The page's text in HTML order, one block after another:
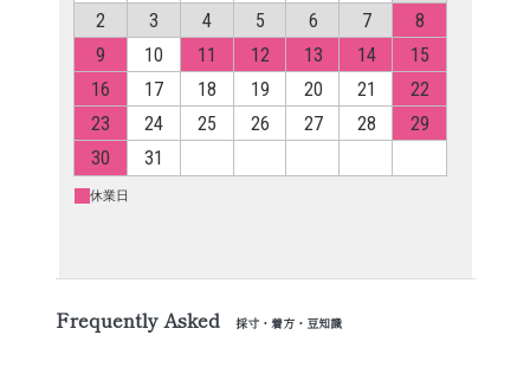
Frequently Asked 採寸・着方・豆知識